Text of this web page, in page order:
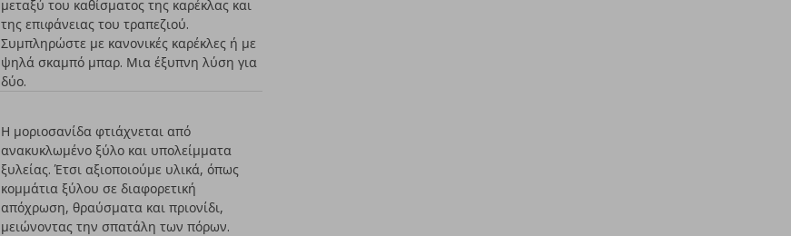
μεταξύ του καθίσματος της καρέκλας και
της επιφάνειας του τραπεζιού.
Συμπληρώστε με κανονικές καρέκλες ή με
ψηλά σκαμπό μπαρ. Μια έξυπνη λύση για
δύο.
Η μοριοσανίδα φτιάχνεται από
ανακυκλωμένο ξύλο και υπολείμματα
ξυλείας. Έτσι αξιοποιούμε υλικά, όπως
κομμάτια ξύλου σε διαφορετική
απόχρωση, θραύσματα και πριονίδι,
μειώνοντας την σπατάλη των πόρων.